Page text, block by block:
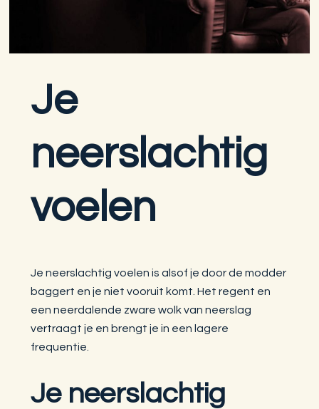
Je
neerslachtig
voelen
Je neerslachtig voelen is alsof je door de modder
baggert en je niet vooruit komt. Het regent en
een neerdalende zware wolk van neerslag
vertraagt je en brengt je in een lagere
frequentie.
Je neerslachtig